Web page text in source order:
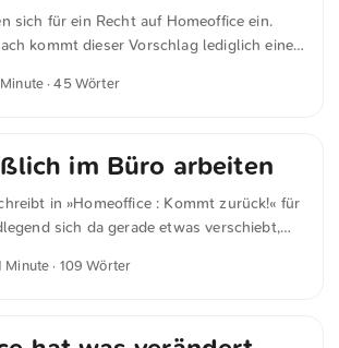
29 Prozent erwarten den
erreicht. ...
sich für ein Recht auf Homeoffice ein.
kommt dieser Vorschlag lediglich einer
Freiheit ein. Ich glaube,
Minute · 45 Wörter
im Büro arbeiten
in »Homeoffice : Kommt zurück!« für
sich da gerade etwas verschiebt,
wünschen sich demnach,
Minute · 109 Wörter